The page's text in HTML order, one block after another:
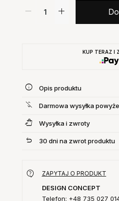
KUP TERAZ I
Opis produktu
Darmowa wysyłka
Wysyłka i zwroty
30 dni na zwrot produktu
ZAPYTAJ O PRODUKT
DESIGN CONCEPT
Telefon: +48 735 027